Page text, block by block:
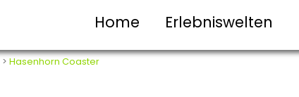
Home Erlebniswelten
> Hasenhorn Coaster